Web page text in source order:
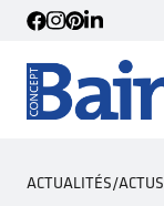
ACTUALITÉS/ACTUS